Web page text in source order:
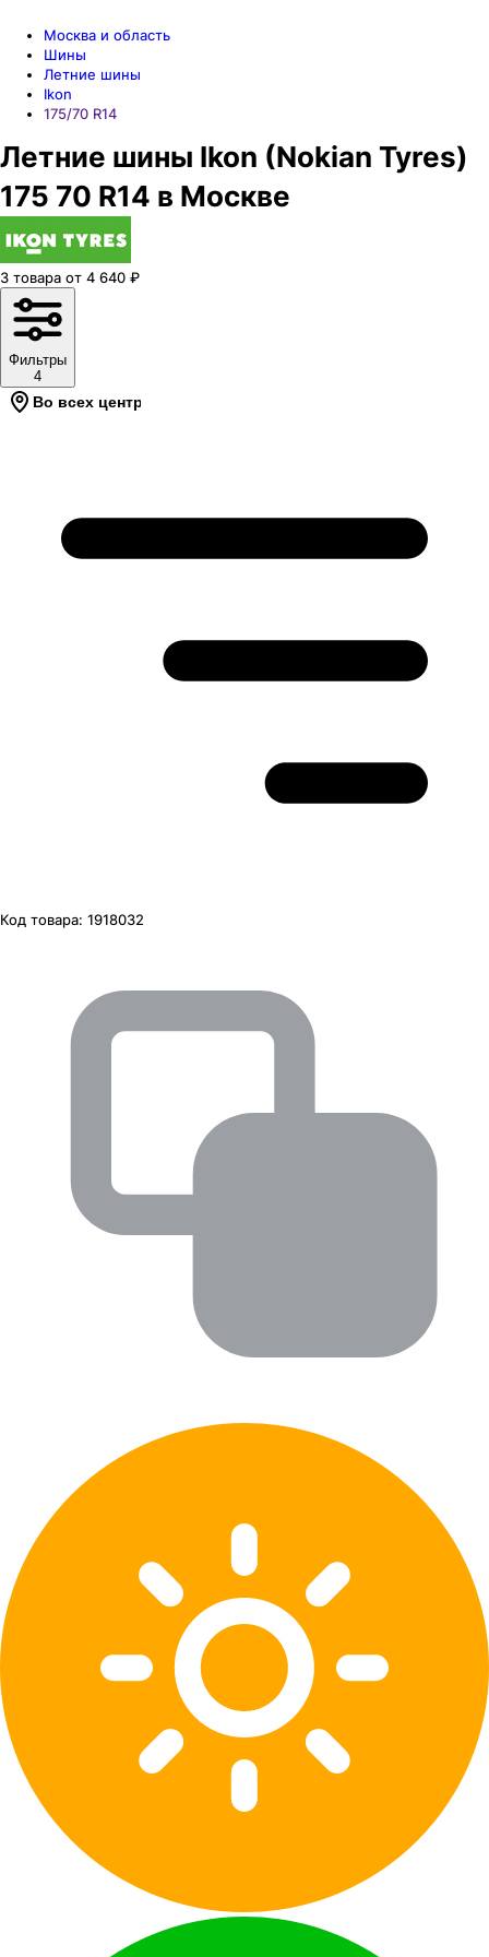
Москва и область
Шины
Летние шины
Ikon
175/70 R14
Летние шины Ikon (Nokian Tyres)
175 70 R14 в Москве
3 товара от 4 640 ₽
Фильтры
4
Во всех центрах
Код товара: 1918032